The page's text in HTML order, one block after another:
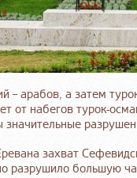
– арабов, а затем
от набегов турок-
захват
разрушило большую